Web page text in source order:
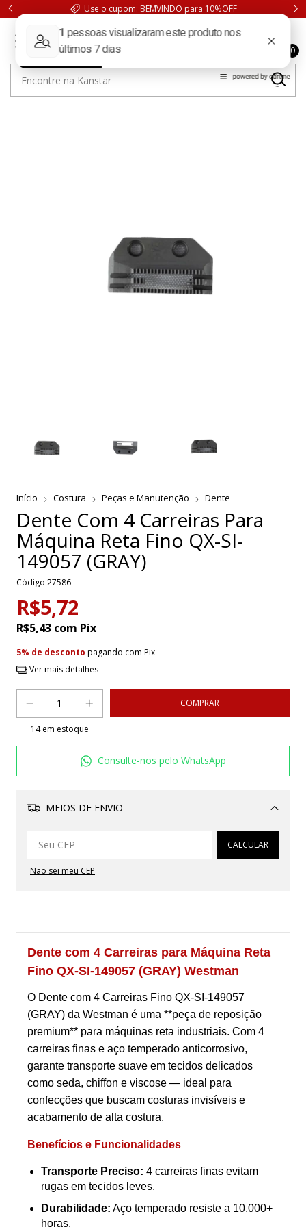
Use o cupom: BEMVINDO para 10%OFF
0
Início Costura Peças e Manutenção Dente
Dente Com 4 Carreiras Para
Máquina Reta Fino QX-SI-
149057 (GRAY)
Código 27586
R$5,72
R$5,43 com Pix
5% de desconto pagando com Pix
Ver mais detalhes
14em estoque
Consulte-nos pelo WhatsApp
MEIOS DE ENVIO
Alterar CEP
CALCULAR
Não sei meu CEP
Dente com 4 Carreiras para Máquina Reta
Fino QX-SI-149057 (GRAY) Westman
O Dente com 4 Carreiras Fino QX-SI-149057
(GRAY) da Westman é uma **peça de reposição
premium** para máquinas reta industriais. Com 4
carreiras finas e aço temperado anticorrosivo,
garante transporte suave em tecidos delicados
como seda, chiffon e viscose — ideal para
confecções que buscam costuras invisíveis e
acabamento de alta costura.
Benefícios e Funcionalidades
Transporte Preciso: 4 carreiras finas evitam
rugas em tecidos leves.
Durabilidade: Aço temperado resiste a 10.000+
horas.